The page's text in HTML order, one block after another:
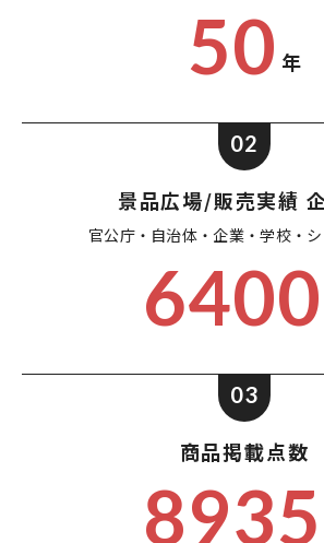
50 年
02
景品広場/販売実績
官公庁・自治体・企業・学校・
6400
03
商品掲載点数
8935